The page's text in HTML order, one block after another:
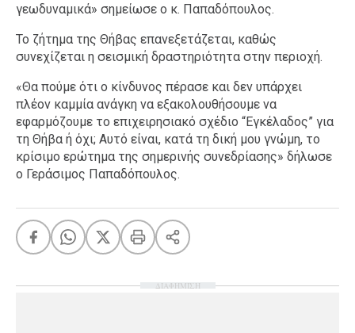
γεωδυναμικά» σημείωσε ο κ. Παπαδόπουλος.
Το ζήτημα της Θήβας επανεξετάζεται, καθώς
συνεχίζεται η σεισμική δραστηριότητα στην περιοχή.
«Θα πούμε ότι ο κίνδυνος πέρασε και δεν υπάρχει
πλέον καμμία ανάγκη να εξακολουθήσουμε να
εφαρμόζουμε το επιχειρησιακό σχέδιο “Εγκέλαδος” για
τη Θήβα ή όχι; Αυτό είναι, κατά τη δική μου γνώμη, το
κρίσιμο ερώτημα της σημερινής συνεδρίασης» δήλωσε
ο Γεράσιμος Παπαδόπουλος.
ΔΙΑΦΗΜΙΣΗ